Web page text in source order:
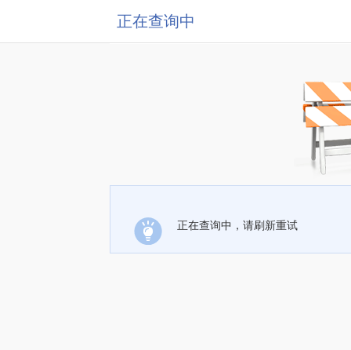
正在查询中
正在查询中，请刷新重试